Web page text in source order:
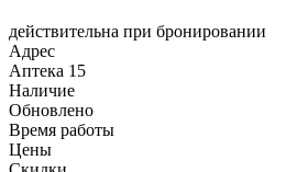
действительна при бронировании
Адрес
Аптека 15
Наличие
Обновлено
Время работы
Цены